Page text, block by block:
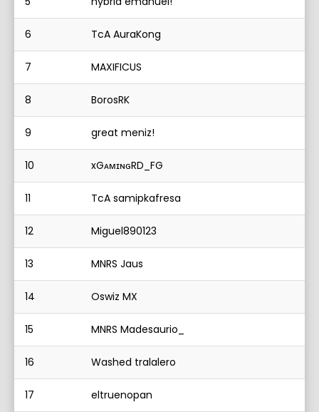
6 TcA AuraKong
7 MAXIFICUS
8 BorosRK
9 great meniz!
10 xGᴀᴍɪɴɢRD_FG
11 TcA samipkafresa
12 Miguel890123
13 MNRS Jaus
14 Oswiz MX
15 MNRS Madesaurio_
16 Washed tralalero
17 eltruenopan